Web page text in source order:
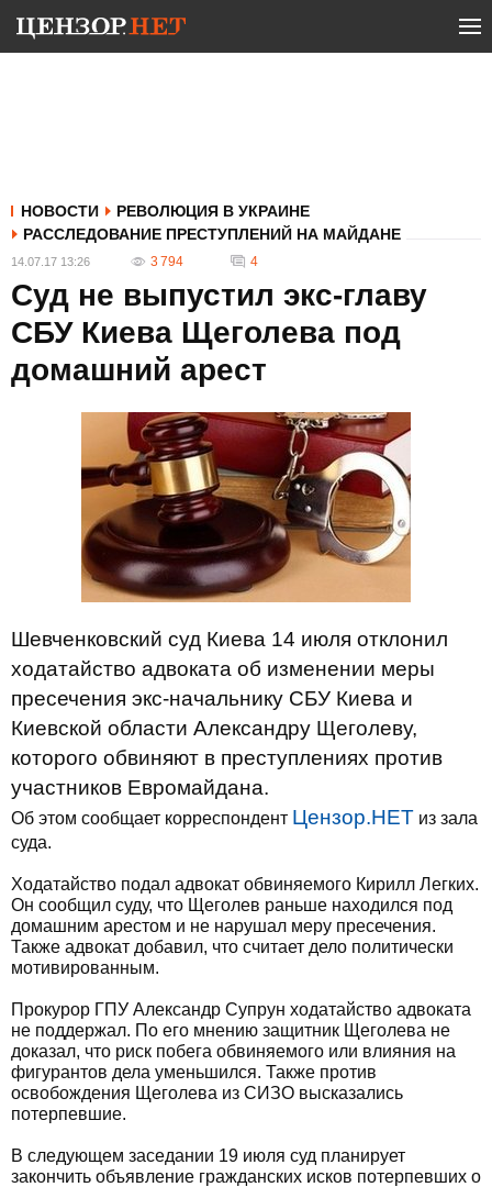
НОВОСТИ
РЕВОЛЮЦИЯ В УКРАИНЕ
РАССЛЕДОВАНИЕ ПРЕСТУПЛЕНИЙ НА МАЙДАНЕ
14.07.17 13:26 3 794 4
Суд не выпустил экс-главу
СБУ Киева Щеголева под
домашний арест
Шевченковский суд Киева 14 июля отклонил
ходатайство адвоката об изменении меры
пресечения экс-начальнику СБУ Киева и
Киевской области Александру Щеголеву,
которого обвиняют в преступлениях против
участников Евромайдана.
Об этом сообщает корреспондент Цензор.НЕТ из зала
суда.
Ходатайство подал адвокат обвиняемого Кирилл Легких.
Он сообщил суду, что Щеголев раньше находился под
домашним арестом и не нарушал меру пресечения.
Также адвокат добавил, что считает дело политически
мотивированным.
Прокурор ГПУ Александр Супрун ходатайство адвоката
не поддержал. По его мнению защитник Щеголева не
доказал, что риск побега обвиняемого или влияния на
фигурантов дела уменьшился. Также против
освобождения Щеголева из СИЗО высказались
потерпевшие.
В следующем заседании 19 июля суд планирует
закончить объявление гражданских исков потерпевших о